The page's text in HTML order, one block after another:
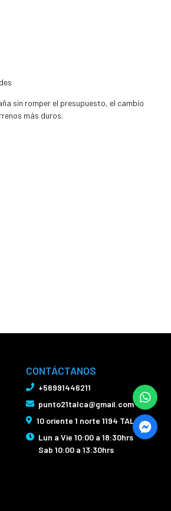
sin romper el presupuesto, el cambio
más duros.
CONTÁCTANOS
+56991446211
punto21talca@gmail.com
10 oriente 1 norte 1194 TALCA
Lun a Vie 10:00 a 18:30hrs
Sab 10:00 a 13:30hrs